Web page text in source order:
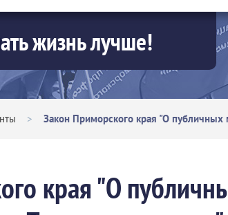
жизнь лучше!
> Закон Приморского края "О
края "О